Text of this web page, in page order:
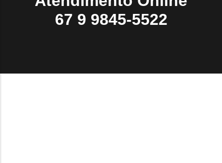
67 9 9845-5522